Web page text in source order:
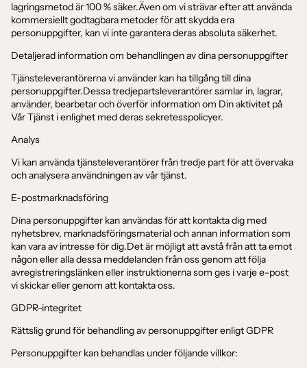
lagringsmetod är 100 % säker.Även om vi strävar efter att använda
kommersiellt godtagbara metoder för att skydda era
personuppgifter, kan vi inte garantera deras absoluta säkerhet.
Detaljerad information om behandlingen av dina personuppgifter
Tjänsteleverantörerna vi använder kan ha tillgång till dina
personuppgifter.Dessa tredjepartsleverantörer samlar in, lagrar,
använder, bearbetar och överför information om Din aktivitet på
Vår Tjänst i enlighet med deras sekretesspolicyer.
Analys
Vi kan använda tjänsteleverantörer från tredje part för att övervaka
och analysera användningen av vår tjänst.
E-postmarknadsföring
Dina personuppgifter kan användas för att kontakta dig med
nyhetsbrev, marknadsföringsmaterial och annan information som
kan vara av intresse för dig.Det är möjligt att avstå från att ta emot
någon eller alla dessa meddelanden från oss genom att följa
avregistreringslänken eller instruktionerna som ges i varje e-post
vi skickar eller genom att kontakta oss.
GDPR-integritet
Rättslig grund för behandling av personuppgifter enligt GDPR
Personuppgifter kan behandlas under följande villkor: